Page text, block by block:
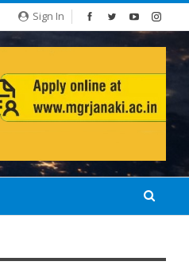
Sign In